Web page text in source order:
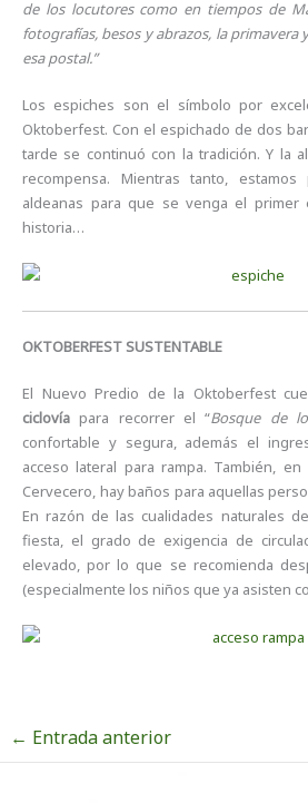
de los locutores como en tiempos de
fotografías, besos y abrazos, la primavera
esa postal.”
Los espiches son el símbolo por
Oktoberfest. Con el espichado de dos
tarde se continuó con la tradición. Y la
recompensa. Mientras tanto,
aldeanas para que se venga el primer
historia…
OKTOBERFEST SUSTENTABLE
El Nuevo Predio de la Oktoberfest
ciclovía para recorrer el “Bosque de
confortable y segura, además el
acceso lateral para rampa. También,
Cervecero, hay baños para aquellas
En razón de las cualidades naturales
fiesta, el grado de exigencia de
elevado, por lo que se recomienda
(especialmente los niños que ya asisten
← Entrada anterior